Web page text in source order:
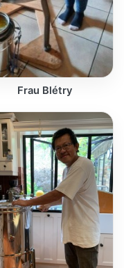
Frau Blétry